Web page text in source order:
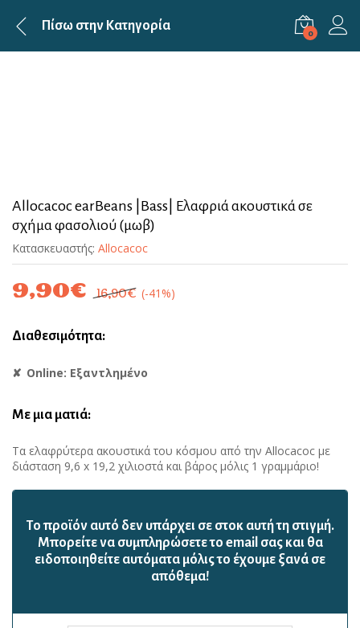
Πίσω στην Κατηγορία 0
Allocacoc earBeans |Bass| Ελαφριά ακουστικά σε
σχήμα φασολιού (μωβ)
Κατασκευαστής: Allocacoc
9,90€ 16,90€ (-41%)
Διαθεσιμότητα:
Online: Εξαντλημένο
Με μια ματιά:
Τα ελαφρύτερα ακουστικά του κόσμου από την Allocacoc με
διάσταση 9,6 x 19,2 χιλιοστά και βάρος μόλις 1 γραμμάριο!
Το προϊόν αυτό δεν υπάρχει σε στοκ αυτή τη στιγμή.
Mπορείτε να συμπληρώσετε το email σας και θα
ειδοποιηθείτε αυτόματα μόλις το έχουμε ξανά σε
απόθεμα!